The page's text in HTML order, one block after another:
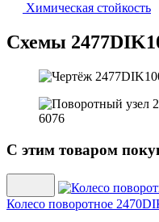
Химическая стойкость
Схемы
С этим товаром
Колесо поворотное